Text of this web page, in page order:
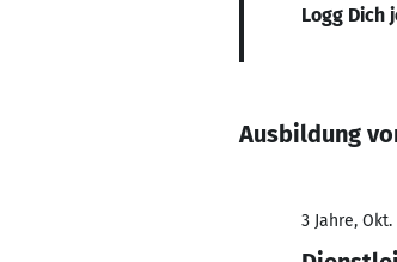
Logg Dich
Ausbildung
3 Jahre,